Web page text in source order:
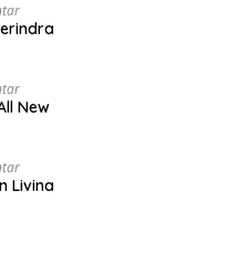
New
Livina